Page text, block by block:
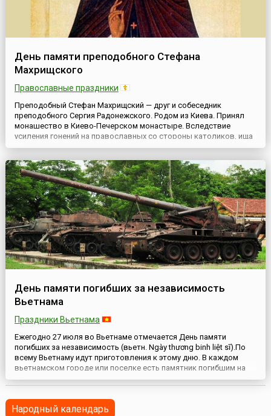
День памяти преподобного Стефана
Махрищского
Православные праздники
Преподобный Стефан Махрищский — друг и собеседник
преподобного Сергия Радонежского. Родом из Киева. Принял
монашество в Киево-Печерском монастыре. Вследствие
усиления гонений на православных со стороны католиков, ища
безмолвия, Стефан удалился в местечко Махрище (в 35 верстах
благословению святителя Алексия основал обитель в честь
Свя...
День памяти погибших за независимость
Вьетнама
Праздники Вьетнама
Ежегодно 27 июля во Вьетнаме отмечается День памяти
погибших за независимость (вьетн. Ngày thương binh liệt sĩ).По
всему Вьетнаму идут приготовления к этому дню. В каждом
вьетнамском городе или поселке есть памятник погибшим на
войнах или мемориальное военное кладбище. И к этой дате
молодежь, трудящиеся, армия занимаются их
благоустройством. Семьям героев дарят подарки, в том числе
выделяются ...
Народный календарь